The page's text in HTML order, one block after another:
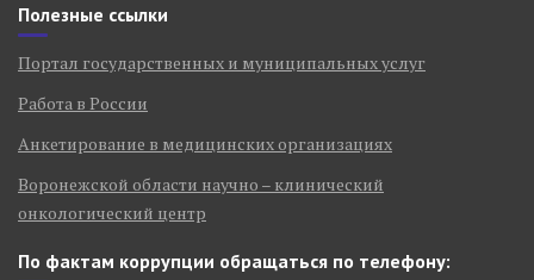
Полезные ссылки
Портал государственных и муниципальных услуг
Работа в России
Анкетирование в медицинских организациях
Воронежской области научно – клинический
онкологический центр
По фактам коррупции обращаться по телефону: